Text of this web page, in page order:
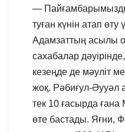
— Пайғамбарымыздың
туған күнін атап
Адамзаттың асылы
сахабалар дәуірінде,
кезеңде де мәуліт
жоқ. Рәбиғул-Әууәл
тек 10 ғасырда
өте бастады. Яғни,